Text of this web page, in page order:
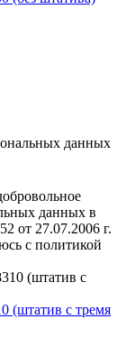
данных
данных в
от 27.07.2006 г.
с политикой
(штатив с тремя